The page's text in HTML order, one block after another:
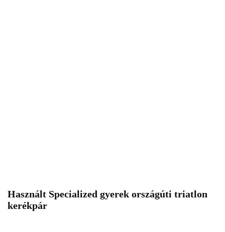
Használt Specialized gyerek országúti triatlon
kerékpár